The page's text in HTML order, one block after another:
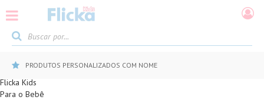
PRODUTOS PERSONALIZADOS COM NOME
Flicka Kids
Para o Bebê